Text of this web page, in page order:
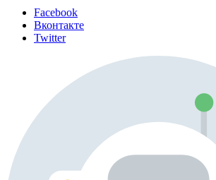
Facebook
Вконтакте
Twitter